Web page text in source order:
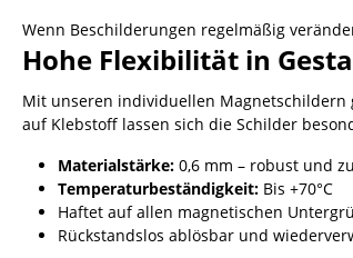
Wenn Beschilderungen regelmäßig
Hohe Flexibilität in
Mit unseren individuellen Magnetschildern
auf Klebstoff lassen sich die Schilder
Materialstärke: 0,6 mm – robust und
Temperaturbeständigkeit: Bis +70°C
Haftet auf allen magnetischen
Rückstandslos ablösbar und